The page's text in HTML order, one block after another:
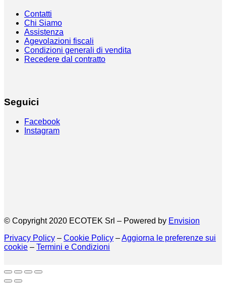
Contatti
Chi Siamo
Assistenza
Agevolazioni fiscali
Condizioni generali di vendita
Recedere dal contratto
Seguici
Facebook
Instagram
© Copyright 2020 ECOTEK Srl – Powered by Envision
Privacy Policy – Cookie Policy –Aggiorna le preferenze sui
cookie – Termini e Condizioni